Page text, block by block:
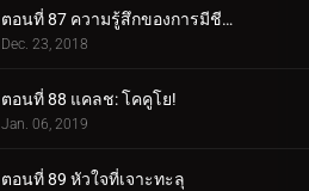
ตอนที่ 87 ความรู้สึกของการมีชีวิต
Dec. 23, 2018
ตอนที่ 88 แคลช: โคคูโย!
Jan. 06, 2019
ตอนที่ 89 หัวใจที่เจาะทะลุ